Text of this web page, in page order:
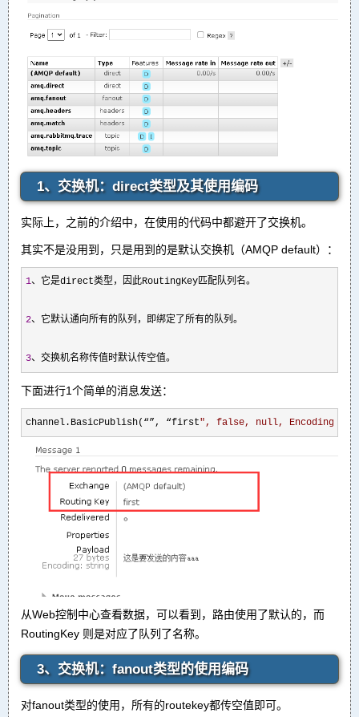
1、交换机：direct类型及其使用编码
实际上，之前的介绍中，在使用的代码中都避开了交换机。
其实不是没用到，只是用到的是默认交换机（AMQP default）：
1、它是direct类型，因此RoutingKey匹配队列名。
2、它默认通向所有的队列，即绑定了所有的队列。
3、交换机名称传值时默认传空值。
下面进行1个简单的消息发送：
channel.BasicPublish(“”, “first" , false, null,
从Web控制中心查看数据，可以看到，路由使用了默认的，而
RoutingKey 则是对应了队列了名称。
3、交换机：fanout类型的使用编码
对fanout类型的使用，所有的routekey都传空值即可。